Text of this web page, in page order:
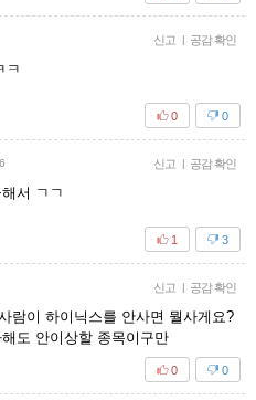
신고 | 공감 확인
ㅋ
0
0
신고 | 공감 확인
서 ㄱㄱ
3
1
신고 | 공감 확인
람이 하이닉스를 안사면 뭘사게요?
도 안이상할 종목이구만
0
0